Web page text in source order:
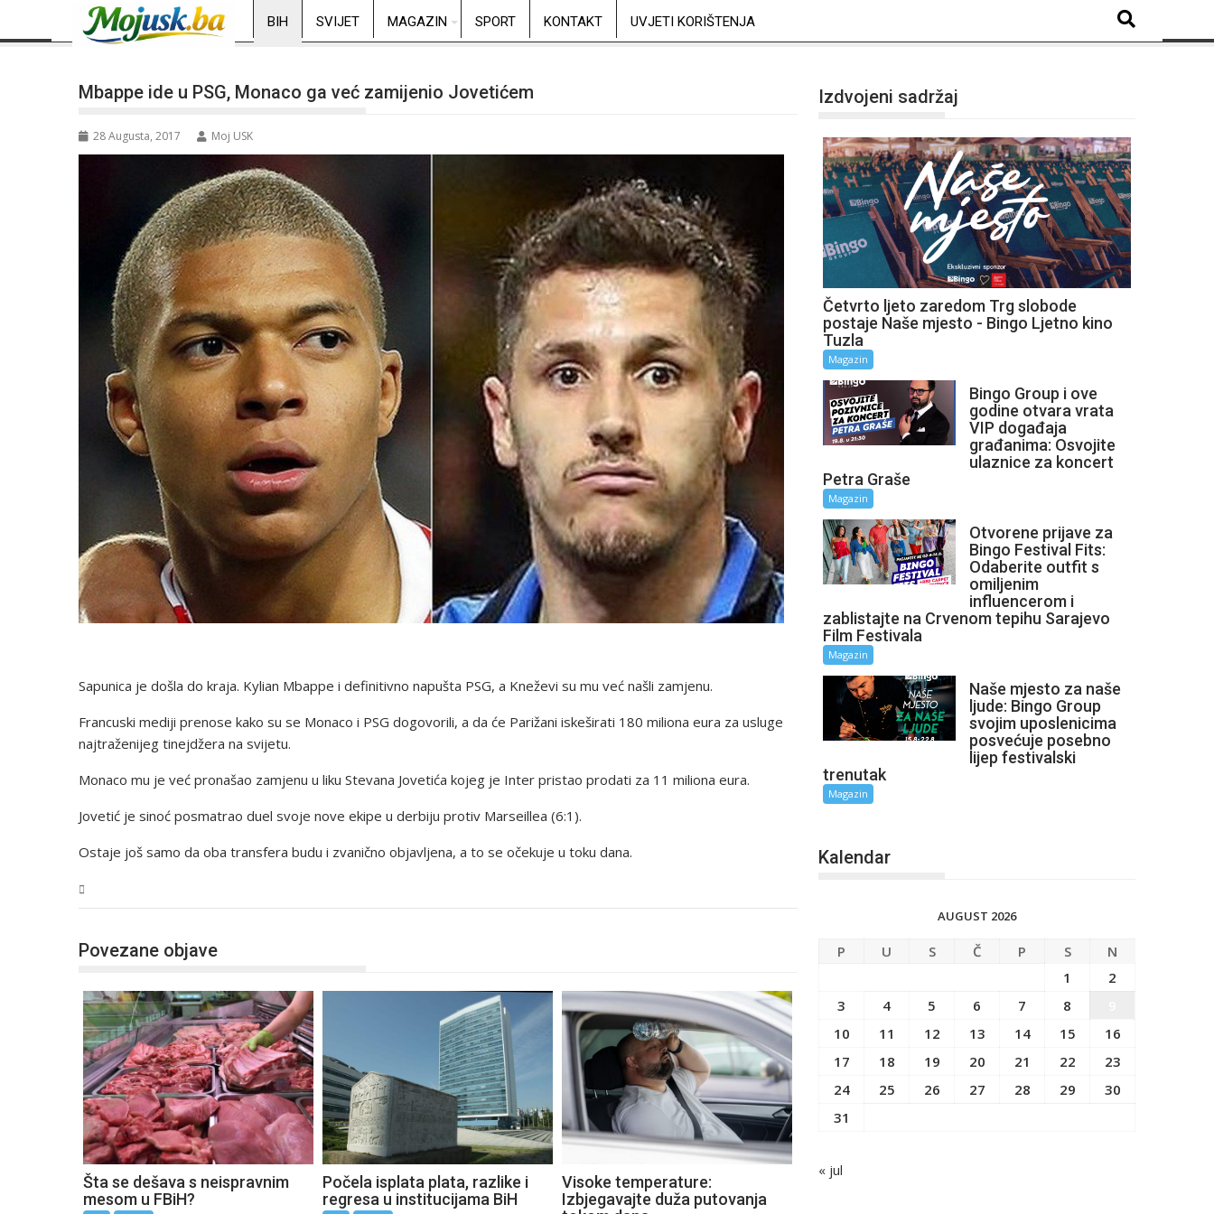
BIH SVIJET MAGAZIN SPORT KONTAKT UVJETI KORIŠTENJA
Mbappe ide u PSG, Monaco ga već zamijenio Jovetićem
28 Augusta, 2017 Moj USK
Sapunica je došla do kraja. Kylian Mbappe i definitivno napušta PSG, a Kneževi su mu već našli zamjenu.
Francuski mediji prenose kako su se Monaco i PSG dogovorili, a da će Parižani iskeširati 180 miliona eura za usluge
najtraženijeg tinejdžera na svijetu.
Monaco mu je već pronašao zamjenu u liku Stevana Jovetića kojeg je Inter pristao prodati za 11 miliona eura.
Jovetić je sinoć posmatrao duel svoje nove ekipe u derbiju protiv Marseillea (6:1).
Ostaje još samo da oba transfera budu i zvanično objavljena, a to se očekuje u toku dana.
Povezane objave
Šta se dešava s neispravnim
mesom u FBiH?
Počela isplata plata, razlike i
regresa u institucijama BiH
Visoke temperature:
Izbjegavajte duža putovanja
Izdvojeni sadržaj
Četvrto ljeto zaredom Trg slobode
postaje Naše mjesto - Bingo Ljetno kino
Tuzla
Magazin
Bingo Group i ove
godine otvara vrata
VIP događaja
građanima: Osvojite
ulaznice za koncert
Petra Graše
Magazin
Otvorene prijave za
Bingo Festival Fits:
Odaberite outfit s
omiljenim
influencerom i
zablistajte na Crvenom tepihu Sarajevo
Film Festivala
Magazin
Naše mjesto za naše
ljude: Bingo Group
svojim uposlenicima
posvećuje posebno
lijep festivalski
trenutak
Magazin
Kalendar
AUGUST 2026
P U S Č P S
N
1
2
3
4 5 6 7 8
10
11 12 13 14 15
16
17
18 19 20 21 22
23
24
25 26 27 28 29
30
31
« jul